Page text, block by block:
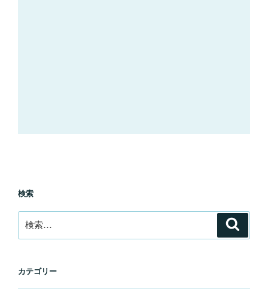
検索
索:
カテゴリー